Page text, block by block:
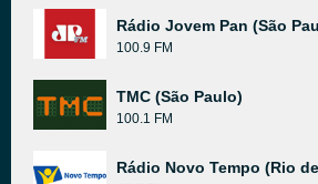
Rádio Jovem Pan (São
100.9 FM
TMC (São Paulo)
100.1 FM
Rádio Novo Tempo (Rio